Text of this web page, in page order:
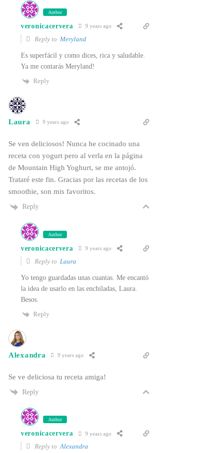
Author
veronicacervera 9 years ago
Reply to Meryland
Es superfácil y como dices, rica y saludable.
Ya me contarás Meryland!
Reply
Laura 9 years ago
Se ven deliciosos! Nunca he cocinado una
receta con yogurt pero al verla en la página
de Mountain High Yoghurt, se me antojó.
Trataré este fin. Gracias por las recetas de los
smoothie, son mis favoritos.
Reply
Author
veronicacervera 9 years ago
Reply to Laura
Yo tengo guardadas unas cuantas. Me encantó
la idea de usarlo en las enchiladas, Laura.
Besos.
Reply
Alexandra 9 years ago
Se ve deliciosa tu receta amiga!
Reply
Author
veronicacervera 9 years ago
Reply toAlexandra